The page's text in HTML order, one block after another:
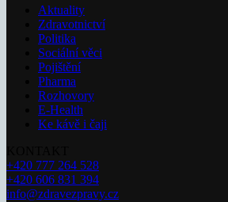
Aktuality
Zdravotnictví
Politika
Sociální věci
Pojištění
Pharma
Rozhovory
E-Health
Ke kávě i čaji
+420 777 264 528
+420 606 831 394
info@zdravezpravy.cz